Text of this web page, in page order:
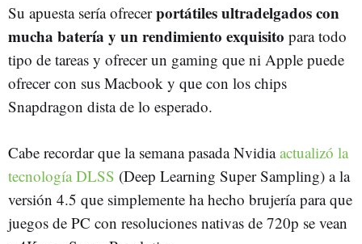
Su apuesta sería ofrecerportátiles ultradelgados con
mucha batería y un rendimiento exquisito para todo
tipo de tareas y ofrecer un gaming que ni Apple puede
ofrecer con sus Macbook y que con los chips
Snapdragon dista de lo esperado.
Cabe recordar que la semana pasada Nvidiaactualizó la
tecnología DLSS (Deep Learning Super Sampling) a la
versión 4.5 que simplemente ha hecho brujería para que
juegos de PC con resoluciones nativas de 720p se vean